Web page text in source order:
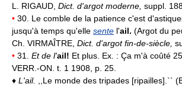
L. RIGAUD, Dict. d'argot moderne, suppl.
• 30. Le comble de la patience c'est
jusqu'à temps qu'elle sente l'ail. (Argot du
Ch. VIRMAÎTRE, Dict. d'argot fin-de-siècle,
• 31. Et de l'ail! Et plus. Ex. : Ça m'à coûté
VERR.-ON. t. 1 1908, p. 25.
♦ L'ail.
,,Le monde des tripades [ripailles].``